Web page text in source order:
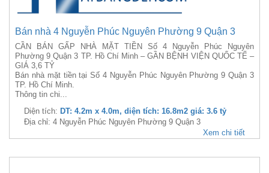
Bán nhà 4 Nguyễn Phúc Nguyên Phường 9 Quận 3
CẦN BÁN GẤP NHÀ MẶT TIỀN Số 4 Nguyễn Phúc Nguyên
Phường 9 Quận 3 TP. Hồ Chí Minh – GẦN BỆNH VIỆN QUỐC TẾ –
GIÁ 3,6 TỶ
Bán nhà mặt tiền tại Số 4 Nguyễn Phúc Nguyên Phường 9 Quận 3
TP. Hồ Chí Minh.
Thông tin chi...
Diện tích: DT: 4.2m x 4.0m, diện tích: 16.8m2 giá: 3.6 tỷ
Địa chỉ: 4 Nguyễn Phúc Nguyên Phường 9 Quận 3
Xem chi tiết